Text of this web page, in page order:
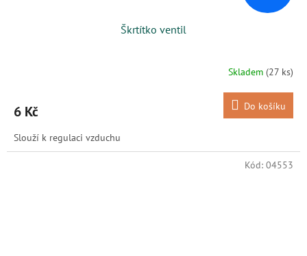
Škrtítko ventil
Skladem (27 ks)
6 Kč Do košíku
Slouží k regulaci vzduchu
Kód: 04553